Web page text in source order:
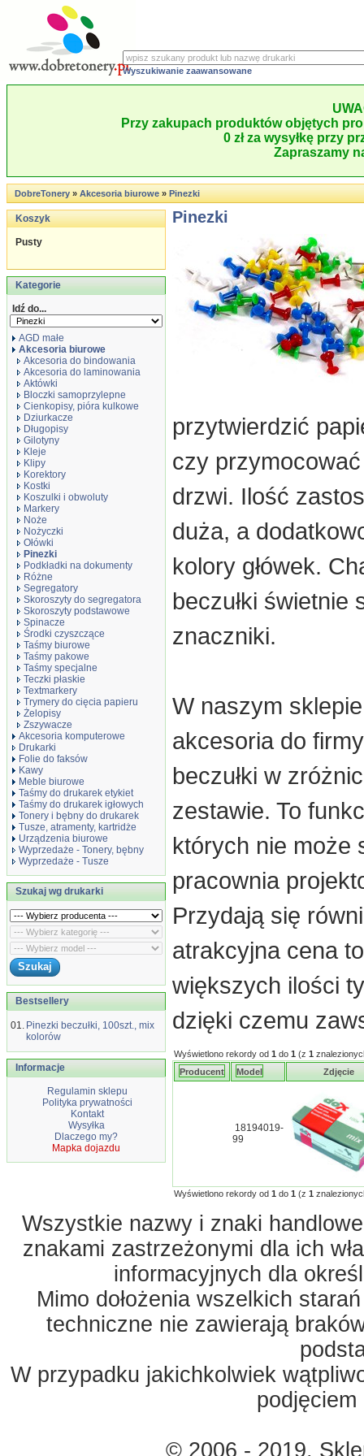
Wyszukiwanie zaawansowane
Przy zakupach produktów objętych
0 zł za wysyłkę przy
Zapraszamy
DobreTonery»Akcesoria biurowe»Pinezki
Koszyk
Pusty
Kategorie
Idź do...
AGD małe
Akcesoria biurowe
Akcesoria do bindowania
Akcesoria do laminowania
Aktówki
Bloczki samoprzylepne
Cienkopisy, pióra kulkowe
Dziurkacze
Długopisy
Gilotyny
Kleje
Klipy
Korektory
Kostki
Koszulki i obwoluty
Markery
Noże
Nożyczki
Ołówki
Pinezki
Podkładki na dokumenty
Różne
Segregatory
Skoroszyty do segregatora
Skoroszyty podstawowe
Spinacze
Środki czyszczące
Taśmy biurowe
Taśmy pakowe
Taśmy specjalne
Teczki płaskie
Textmarkery
Trymery do cięcia papieru
Żelopisy
Zszywacze
Akcesoria komputerowe
Drukarki
Folie do faksów
Kawy
Meble biurowe
Taśmy do drukarek etykiet
Taśmy do drukarek igłowych
Tonery i bębny do drukarek
Tusze, atramenty, kartridże
Urządzenia biurowe
Wyprzedaże - Tonery, bębny
Wyprzedaże - Tusze
Szukaj wg drukarki
Bestsellery
01. Pinezki beczułki, 100szt., mix
kolorów
Informacje
Regulamin sklepu
Polityka prywatności
Kontakt
Wysyłka
Dlaczego my?
Mapka dojazdu
Pinezki
przytwierdzić
czy
drzwi. Ilość
duża, a
kolory główek.
beczułki świetnie
znaczniki.
W naszym
akcesoria do
beczułki w
zestawie. To
których nie może
pracownia
Przydają się
atrakcyjna cena
większych ilości
dzięki czemu
Wyświetlono rekordy od 1 do 1 (z 1
Producent
Model Zdjęcie
18194019-
99
Wyświetlono rekordy od 1 do 1 (z 1
Wszystkie nazwy i znaki
znakami zastrzeżonymi dla ich
informacyjnych dla
Mimo dołożenia wszelkich
techniczne nie zawierają
W przypadku jakichkolwiek
© 2006 - 2019.